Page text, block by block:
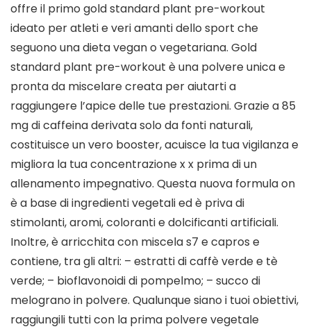
offre il primo gold standard plant pre-workout
ideato per atleti e veri amanti dello sport che
seguono una dieta vegan o vegetariana. Gold
standard plant pre-workout è una polvere unica e
pronta da miscelare creata per aiutarti a
raggiungere l’apice delle tue prestazioni. Grazie a 85
mg di caffeina derivata solo da fonti naturali,
costituisce un vero booster, acuisce la tua vigilanza e
migliora la tua concentrazione x x prima di un
allenamento impegnativo. Questa nuova formula on
è a base di ingredienti vegetali ed è priva di
stimolanti, aromi, coloranti e dolcificanti artificiali.
Inoltre, è arricchita con miscela s7 e capros e
contiene, tra gli altri: – estratti di caffè verde e tè
verde; – bioflavonoidi di pompelmo; – succo di
melograno in polvere. Qualunque siano i tuoi obiettivi,
raggiungili tutti con la prima polvere vegetale